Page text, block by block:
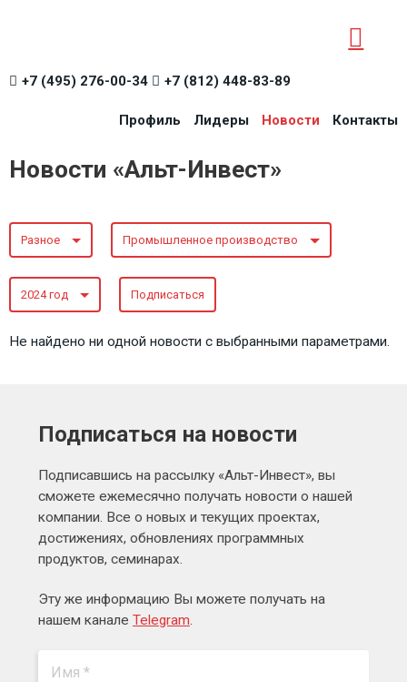
+7 (495) 276-00-34 +7 (812) 448-83-89
Профиль Лидеры Новости Контакты
Новости «Альт-Инвест»
Разное Промышленное производство
2024 год Подписаться
Не найдено ни одной новости с выбранными параметрами.
Подписаться на новости
Подписавшись на рассылку «Альт-Инвест», вы
сможете ежемесячно получать новости о нашей
компании. Все о новых и текущих проектах,
достижениях, обновлениях программных
продуктов, семинарах.
Эту же информацию Вы можете получать на
нашем канале Telegram.